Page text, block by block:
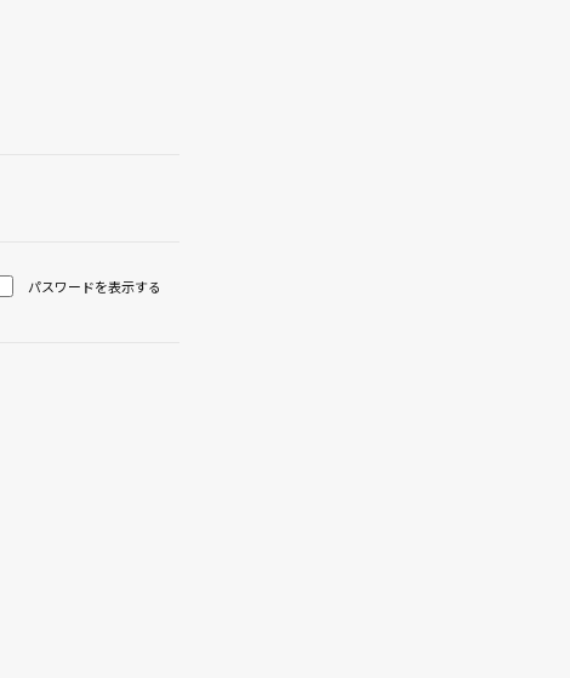
パスワードを表示する